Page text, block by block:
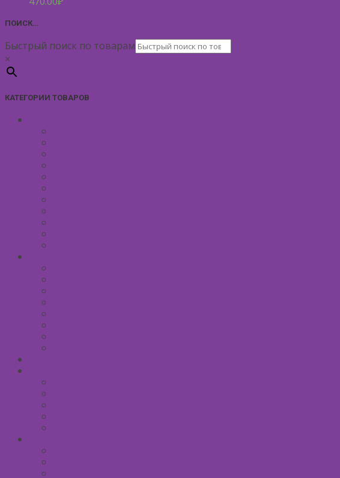
ПОИСК…
Быстрый поиск по товарам
×
КАТЕГОРИИ ТОВАРОВ